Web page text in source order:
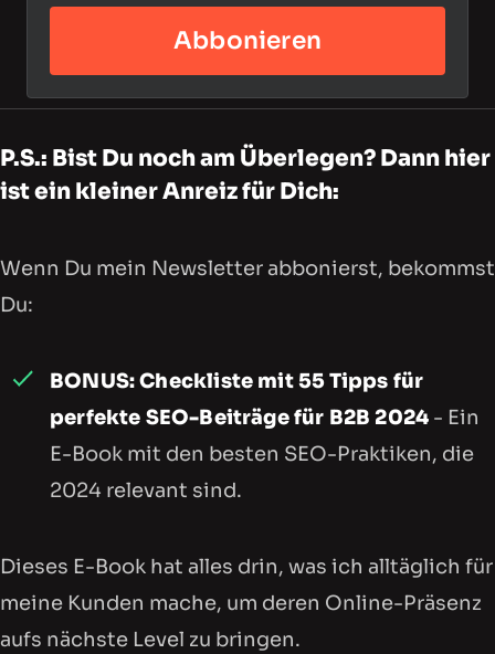
Abbonieren
P.S.: Bist Du noch am Überlegen? Dann hier
ist ein kleiner Anreiz für Dich:
Wenn Du mein Newsletter abbonierst, bekommst
Du:
BONUS: Checkliste mit 55 Tipps für
perfekte SEO-Beiträge für B2B 2024 - Ein
E-Book mit den besten SEO-Praktiken, die
2024 relevant sind.
Dieses E-Book hat alles drin, was ich alltäglich für
meine Kunden mache, um deren Online-Präsenz
aufs nächste Level zu bringen.